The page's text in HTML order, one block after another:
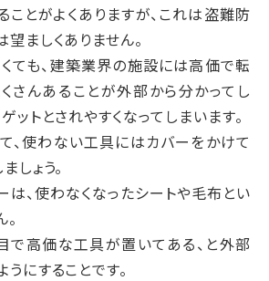
ことがよくありますが、これは盗難防
ましくありません。
ても、建築業界の施設には高価で転
さんあることが外部から分かってし
ットとされやすくなってしまいます。
、使わない工具にはカバーをかけて
しょう。
は、使わなくなったシートや毛布とい
で高価な工具が置いてある、と外部
にすることです。